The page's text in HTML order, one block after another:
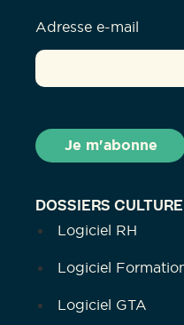
DOSSIERS CULTURE
Logiciel RH
Logiciel
Logiciel GTA
Adresse e-mail